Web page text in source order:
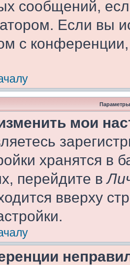
сообщений,
Если вы
с
Параметры
мои
хранятся в
перейдите в
вверху